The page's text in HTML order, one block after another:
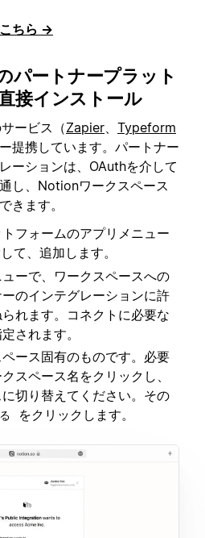
ちら →
パートナープラット
接インストール
ービス（Zapier、 Typeform
提携しています。パートナー
ーションは、OAuthを介して
し、Notionワークスペース
きます。
フォームのアプリメニュー
て、追加します。
ーで、ワークスペースへの
のインテグレーションに許
れます。コネクトに必要な
されます。
ース固有のものです。必要
スペース名をクリックし、
切り替えてください。その
をクリックします。